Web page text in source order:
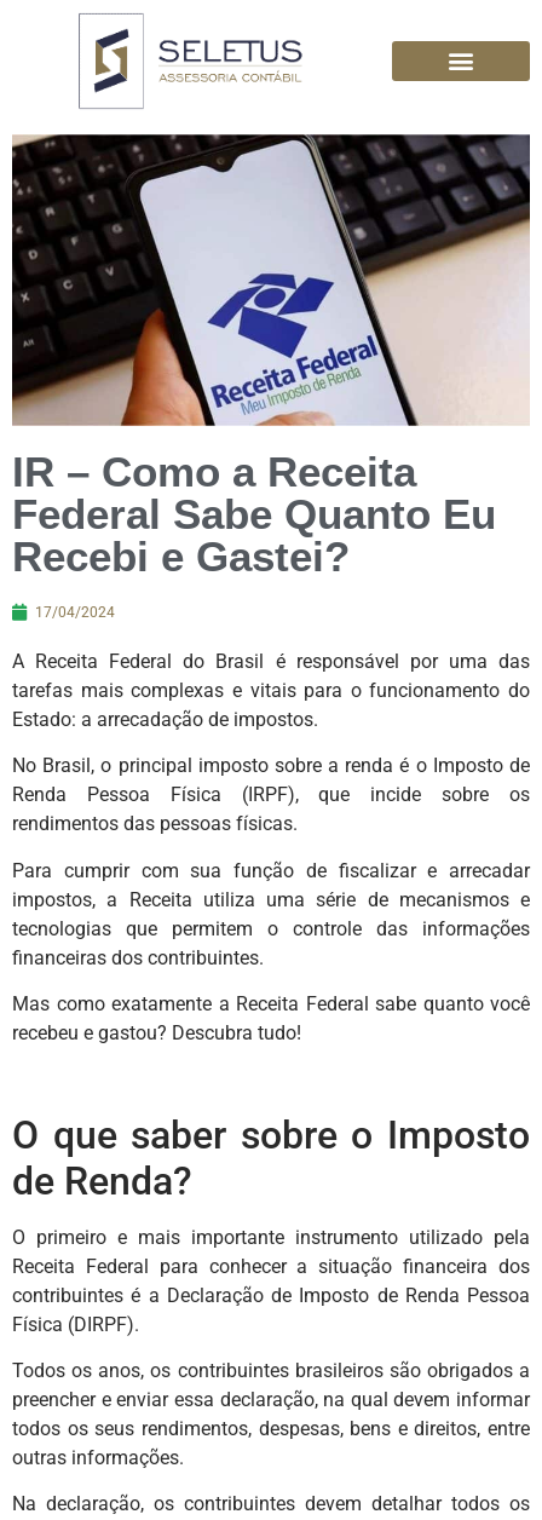
IR – Como a Receita
Federal Sabe Quanto Eu
Recebi e Gastei?
17/04/2024
A Receita Federal do Brasil é responsável por uma das
tarefas mais complexas e vitais para o funcionamento do
Estado: a arrecadação de impostos.
No Brasil, o principal imposto sobre a renda é o Imposto de
Renda Pessoa Física (IRPF), que incide sobre os
rendimentos das pessoas físicas.
Para cumprir com sua função de fiscalizar e arrecadar
impostos, a Receita utiliza uma série de mecanismos e
tecnologias que permitem o controle das informações
financeiras dos contribuintes.
Mas como exatamente a Receita Federal sabe quanto você
recebeu e gastou? Descubra tudo!
O que saber sobre o Imposto
de Renda?
O primeiro e mais importante instrumento utilizado pela
Receita Federal para conhecer a situação financeira dos
contribuintes é a Declaração de Imposto de Renda Pessoa
Física (DIRPF).
Todos os anos, os contribuintes brasileiros são obrigados a
preencher e enviar essa declaração, na qual devem informar
todos os seus rendimentos, despesas, bens e direitos, entre
outras informações.
Na declaração, os contribuintes devem detalhar todos os